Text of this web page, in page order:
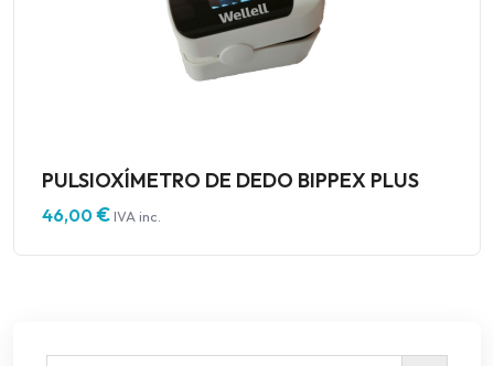
PULSIOXÍMETRO DE DEDO BIPPEX PLUS
46,00€IVA inc.